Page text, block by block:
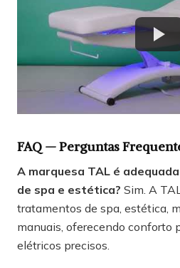
FAQ — Perguntas
A marquesa TAL é
de spa e estética? Sim. A
tratamentos de spa, estética,
manuais, oferecendo conforto
elétricos precisos.